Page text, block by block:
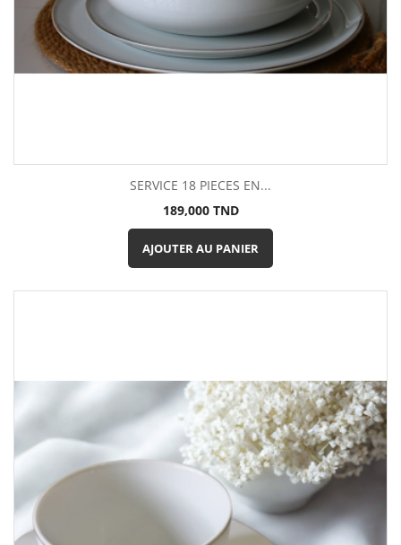
SERVICE 18 PIECES EN...
Prix
189,000 TND
AJOUTER AU PANIER